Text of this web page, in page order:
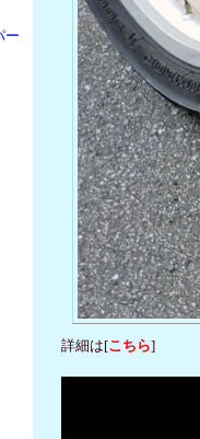
ー
詳細は[こちら]